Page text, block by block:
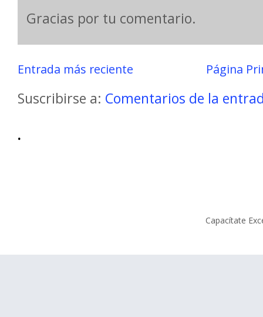
Gracias por tu comentario.
Entrada más reciente Página
Suscribirse a: Comentarios de la
.
Capacítate